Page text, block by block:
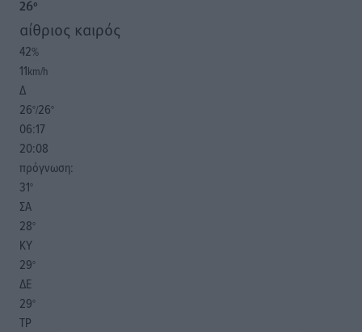
26°
αίθριος καιρός
42%
11km/h
Δ
26°/26°
06:17
20:08
πρόγνωση:
31°
ΣΑ
28°
ΚΥ
29°
ΔΕ
29°
ΤΡ